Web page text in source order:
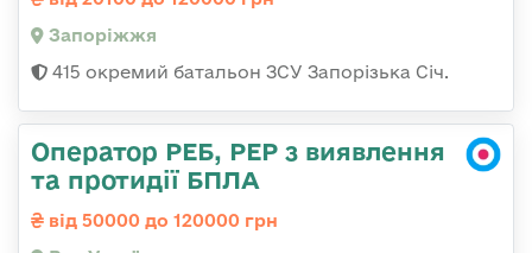
Запоріжжя
415 окремий батальон ЗСУ Запорізька Січ.
Оператор РЕБ, РЕР з виявлення
та протидії БПЛА
від 50000 до 120000 грн